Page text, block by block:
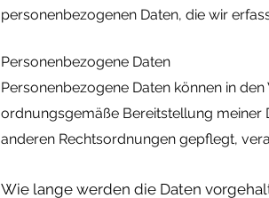
personenbezogenen Daten, die wir
Personenbezogene Daten
Personenbezogene Daten können in
ordnungsgemäße Bereitstellung meiner
anderen Rechtsordnungen gepflegt,
Wie lange werden die Daten